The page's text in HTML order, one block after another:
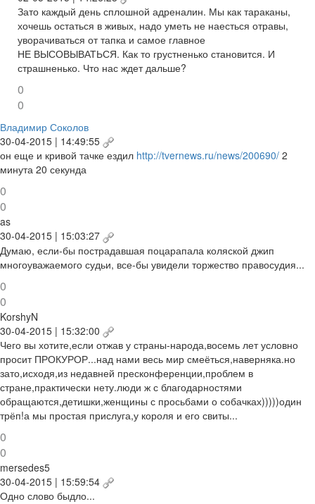
Зато каждый день сплошной адреналин. Мы как тараканы,
хочешь остаться в живых, надо уметь не наесться отравы,
уворачиваться от тапка и самое главное
НЕ ВЫСОВЫВАТЬСЯ. Как то грустненько становится. И
страшненько. Что нас ждет дальше?
0
0
Владимир Соколов
30-04-2015 | 14:49:55
он еще и кривой тачке ездил http://tvernews.ru/news/200690/ 2
минута 20 секунда
0
0
as
30-04-2015 | 15:03:27
Думаю, если-бы пострадавшая поцарапала коляской джип
многоуважаемого судьи, все-бы увидели торжество правосудия...
0
0
KorshyN
30-04-2015 | 15:32:00
Чего вы хотите,если отжав у страны-народа,восемь лет условно
просит ПРОКУРОР...над нами весь мир смеёться,наверняка.но
зато,исходя,из недавней пресконференции,проблем в
стране,практически нету.люди ж с благодарностями
обращаются,детишки,женщины с просьбами о собачках)))))один
трёп!а мы простая прислуга,у короля и его свиты...
0
0
mersedes5
30-04-2015 | 15:59:54
Одно слово быдло...